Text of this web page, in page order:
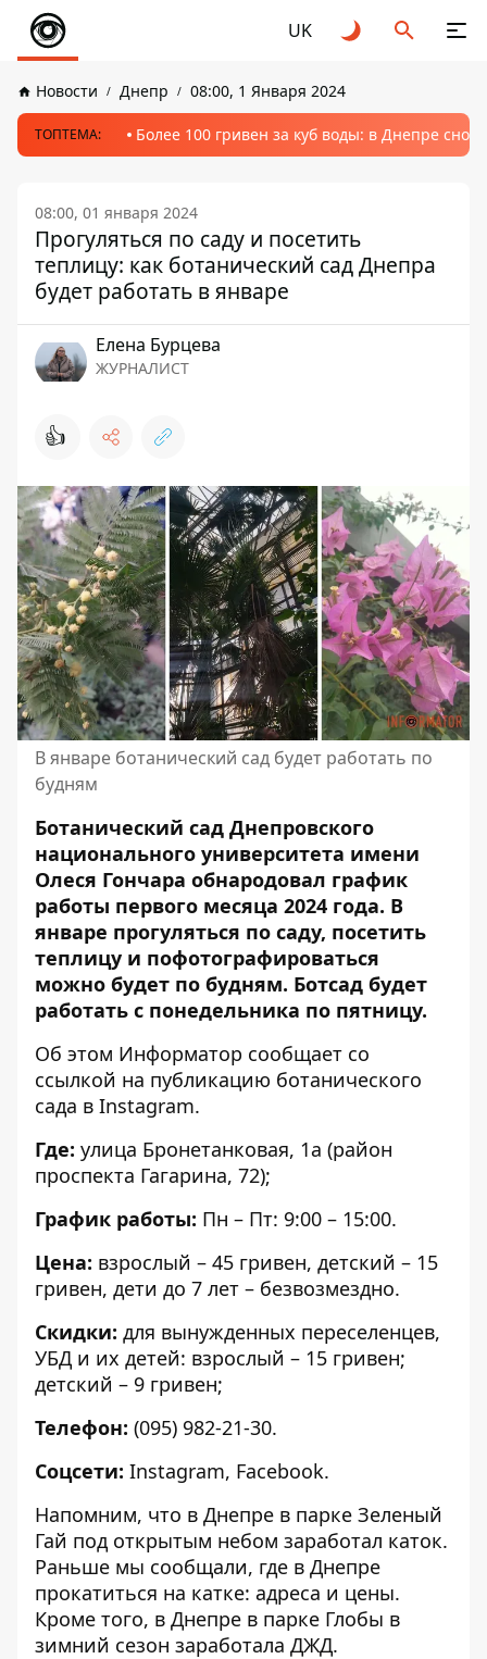
UK
Новости Днепр 08:00, 1 Января 2024
ТОПТЕМА: Более 100 гривен за куб воды: в Днепре
08:00, 01 января 2024
Прогуляться по саду и посетить
теплицу: как ботанический сад Днепра
будет работать в январе
Елена Бурцева
ЖУРНАЛИСТ
👍
В январе ботанический сад будет работать по
будням
Ботанический сад Днепровского
национального университета имени
Олеся Гончара обнародовал график
работы первого месяца 2024 года. В
январе прогуляться по саду, посетить
теплицу и пофотографироваться
можно будет по будням. Ботсад будет
работать с понедельника по пятницу.
Об этом Информатор сообщает со
ссылкой на публикацию ботанического
сада в Instagram.
Где: улица Бронетанковая, 1а (район
проспекта Гагарина, 72);
График работы: Пн – Пт: 9:00 – 15:00.
Цена: взрослый – 45 гривен, детский – 15
гривен, дети до 7 лет – безвозмездно.
Скидки: для вынужденных переселенцев,
УБД и их детей: взрослый – 15 гривен;
детский – 9 гривен;
Телефон: (095) 982-21-30.
Соцсети: Instagram, Facebook.
Напомним, что в Днепре в парке Зеленый
Гай под открытым небом заработал каток.
Раньше мы сообщали, где в Днепре
прокатиться на катке: адреса и цены.
Кроме того, в Днепре в парке Глобы в
зимний сезон заработала ДЖД.